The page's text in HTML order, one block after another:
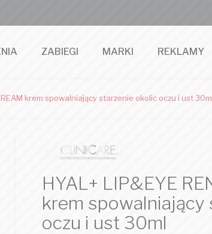
ZABIEGI MARKI REKLAMY
krem spowalniający starzenie okolic oczu i ust
HYAL+ LIP&EYE
krem spowalniający
oczu i ust 30ml